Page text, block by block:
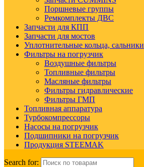
Поршневые группы
Ремкомплекты ДВС
Запчасти для КПП
Запчасти для мостов
Уплотнительные кольца, сальники
Фильтры на погрузчик
Воздушные фильтры
Топливные фильтры
Масляные фильтры
Фильтры гидравлические
Фильтры ГМП
Топливная аппаратура
Турбокомпрессоры
Насосы на погрузчик
Подшипники на погрузчик
Продукция STEEMAK
Search for: